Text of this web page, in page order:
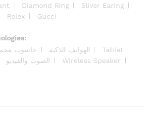
Diamond Ring
Sliver Earing
Rolex Gucci
حاسوب الهواتف الذكية
Tablet
الصوت والفيديو
Wireless Speaker